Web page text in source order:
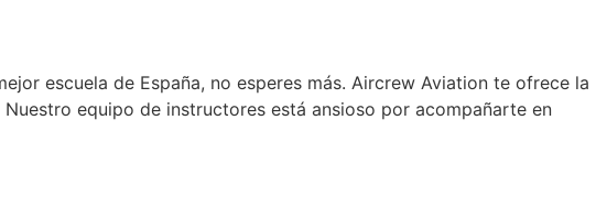
escuela de España, no esperes más. Aircrew Aviation te ofrece la
equipo de instructores está ansioso por acompañarte en